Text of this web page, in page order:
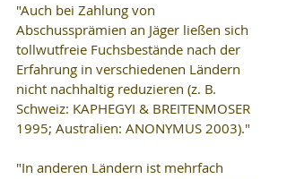
"Auch bei Zahlung von
Abschussprämien an Jäger ließen sich
tollwutfreie Fuchsbestände nach der
Erfahrung in verschiedenen Ländern
nicht nachhaltig reduzieren (z. B.
Schweiz: KAPHEGYI & BREITENMOSER
1995; Australien: ANONYMUS 2003)."
"In anderen Ländern ist mehrfach